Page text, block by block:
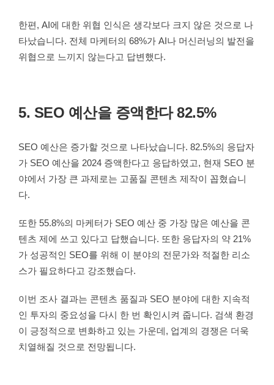
한편, AI에 대한 위협 인식은 생각보다 크지 않은 것으로 나
타났습니다. 전체 마케터의 68%가 AI나 머신러닝의 발전을
위협으로 느끼지 않는다고 답변했다.
5. SEO 예산을 증액한다 82.5%
SEO 예산은 증가할 것으로 나타났습니다. 82.5%의 응답자
가 SEO 예산을 2024 증액한다고 응답하였고, 현재 SEO 분
야에서 가장 큰 과제로는 고품질 콘텐츠 제작이 꼽혔습니
다.
또한 55.8%의 마케터가 SEO 예산 중 가장 많은 예산을 콘
텐츠 제에 쓰고 있다고 답했습니다. 또한 응답자의 약 21%
가 성공적인 SEO를 위해 이 분야의 전문가와 적절한 리소
스가 필요하다고 강조했습다.
이번 조사 결과는 콘텐츠 품질과 SEO 분야에 대한 지속적
인 투자의 중요성을 다시 한 번 확인시켜 줍니다. 검색 환경
이 긍정적으로 변화하고 있는 가운데, 업계의 경쟁은 더욱
치열해질 것으로 전망됩니다.